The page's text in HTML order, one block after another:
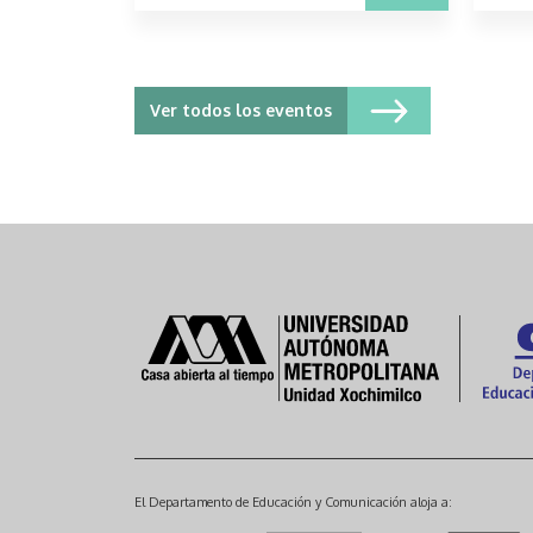
Ver todos los eventos
El Departamento de Educación y Comunicación aloja a: